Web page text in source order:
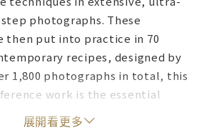
photographs. These
then put into practice in 70
recipes, designed by
1,800 photographs in total, this
work is the essential
any serious cook, professional
展開看更多